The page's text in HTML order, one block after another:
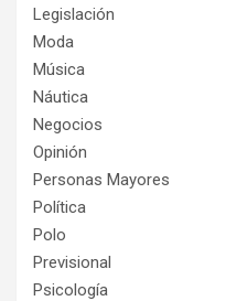
Legislación
Moda
Música
Náutica
Negocios
Opinión
Personas Mayores
Política
Polo
Previsional
Psicología